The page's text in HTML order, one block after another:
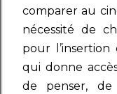
comparer au
nécessité de
pour
qui donne
de penser, de